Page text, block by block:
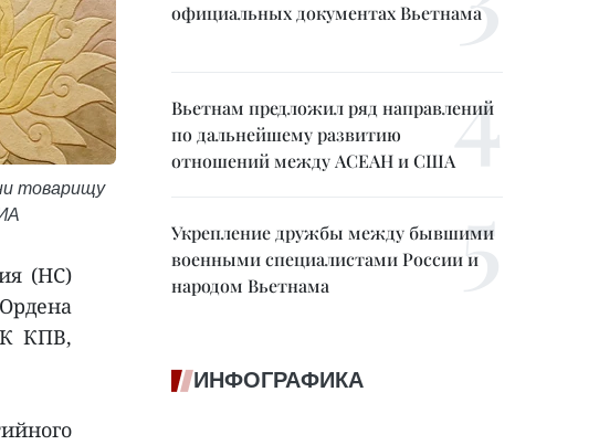
товарищу
(НС)
КПВ,
официальных документах Вьетнама
Вьетнам предложил ряд направлений
по дальнейшему развитию
отношений между АСЕАН и США
Укрепление дружбы между бывшими
военными специалистами России и
народом Вьетнама
ИНФОГРАФИКА